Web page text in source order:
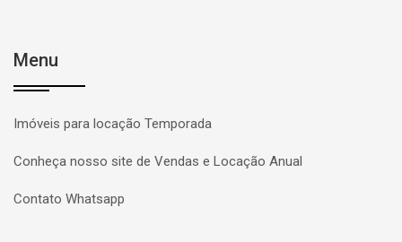
Menu
Imóveis para locação Temporada
Conheça nosso site de Vendas e Locação Anual
Contato Whatsapp